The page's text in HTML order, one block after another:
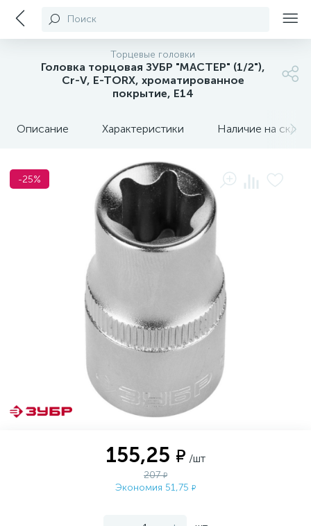
Поиск
Торцевые головки
Головка торцовая ЗУБР "МАСТЕР" (1/2"),
Cr-V, E-TORX, хроматированное
покрытие, E14
Описание Характеристики Наличие на
-25%
155,25 ₽ /шт
207₽
Экономия 51,75 ₽